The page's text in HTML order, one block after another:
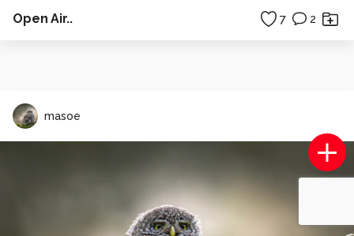
Open Air.. 7 2
masoe